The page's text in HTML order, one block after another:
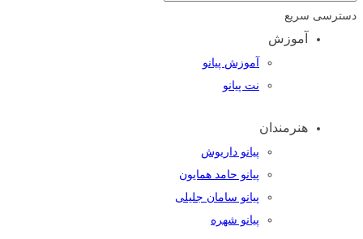
دسترسی سریع
آموزش
آموزش پیانو
نت پیانو
هنرمندان
پیانو داریوش
پیانو حامد همایون
پیانو سامان جلیلی
پیانو شهره